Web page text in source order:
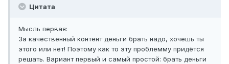
Цитата
Мысль первая:
За качественный контент деньги брать надо, хочешь ты
этого или нет! Поэтому как то эту проблемму придётся
решать. Вариант первый и самый простой: брать деньги